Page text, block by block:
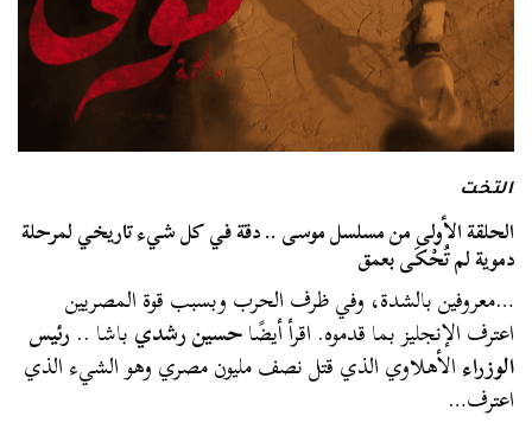
التخت
الحلقة الأولى من مسلسل موسى .. دقة في كل شيء تاريخي لمرحلة
دموية لم تُحْكَى بعمق
…معروفين بالشدة، وفي ظرف الحرب وبسبب قوة المصريين
اعترف الإنجليز بما قدموه. اقرأ أيضًاحسين رشديباشا .. رئيس
الوزراءالأهلاوي الذي قتل نصف مليون مصري وهو الشيء الذي
اعترف…